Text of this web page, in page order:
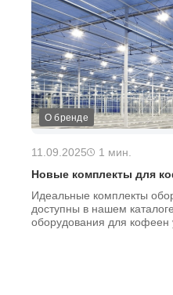
О бренде
11.09.2025
1 мин.
Новые комплекты для
Идеальные комплекты
доступны в нашем
оборудования для кофеен